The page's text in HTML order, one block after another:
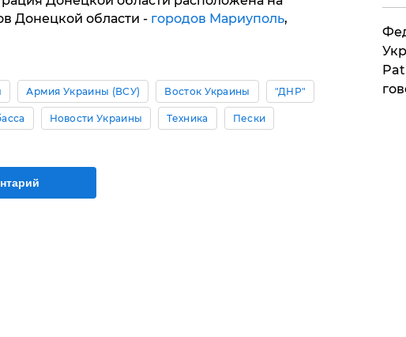
Донецкой области - городов Мариуполь,
Армия Украины (ВСУ) Восток Украины "ДНР"
Новости Украины Техника Пески